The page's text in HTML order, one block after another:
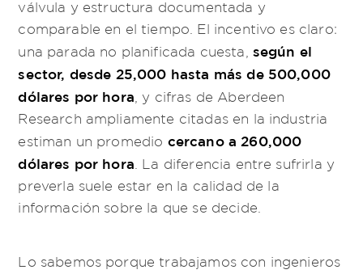
válvula y estructura documentada y
comparable en el tiempo. El incentivo es claro:
una parada no planificada cuesta, según el
sector, desde 25,000 hasta más de 500,000
dólares por hora , y cifras de Aberdeen
Research ampliamente citadas en la industria
estiman un promedio cercano a 260,000
dólares por hora . La diferencia entre sufrirla y
preverla suele estar en la calidad de la
información sobre la que se decide.
Lo sabemos porque trabajamos con ingenieros